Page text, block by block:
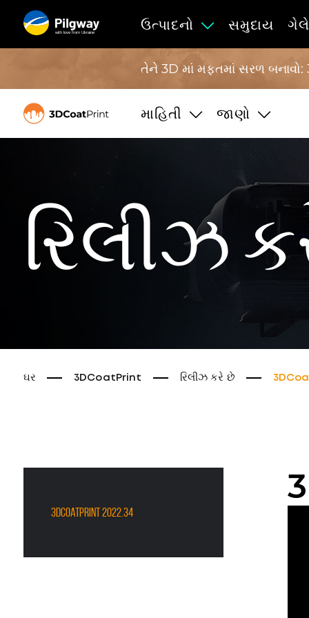
with love from Ukraine
ઉત્પાદનો સમુદાય
તેને 3D માં મફતમાં સરળ બનાવો:
માહિતી જાણો
રિલીઝ
ઘર 3DCoatPrint રિલીઝ કરે છે
3DCoatPrint 2022.34